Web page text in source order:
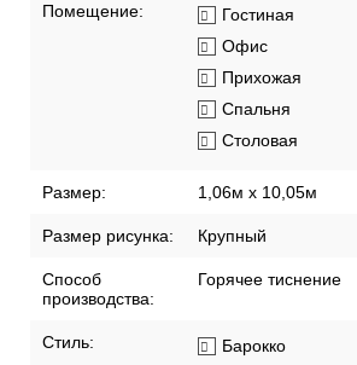
Помещение:
Гостиная
Офис
Прихожая
Спальня
Столовая
Размер: 1,06м х 10,05м
Размер рисунка: Крупный
Способ
производства:
Горячее тиснение
Стиль: Барокко